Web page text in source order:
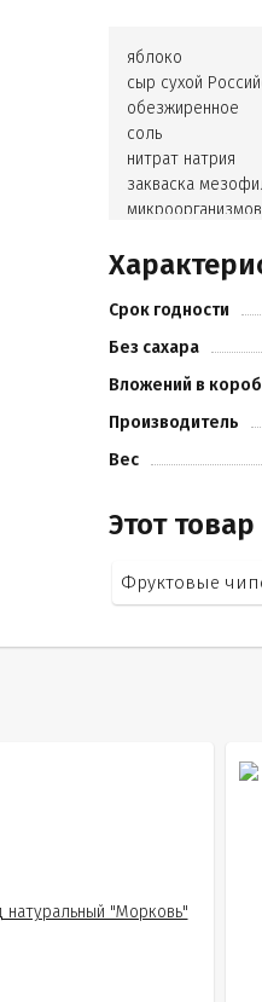
яблоко
сыр сухой
обезжиренное
соль
нитрат натрия
закваска
микроорганизмов
происхождения
эмульгатор)
Срок годности
Без сахара
Вложений в
Производитель
Вес
Этот
Фруктовые